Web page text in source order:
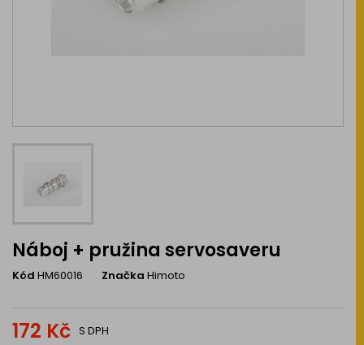
Náboj + pružina servosaveru
Kód HM60016 Značka Himoto
172 Kč S DPH